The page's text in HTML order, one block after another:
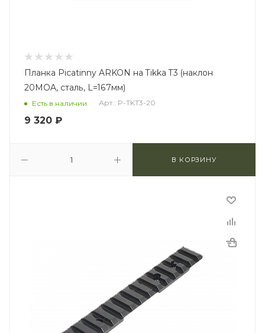
Планка Picatinny ARKON на Tikka T3 (наклон
20MOA, сталь, L=167мм)
Есть в наличии Арт.: P-TKT3-20
9 320 ₽
В КОРЗИНУ